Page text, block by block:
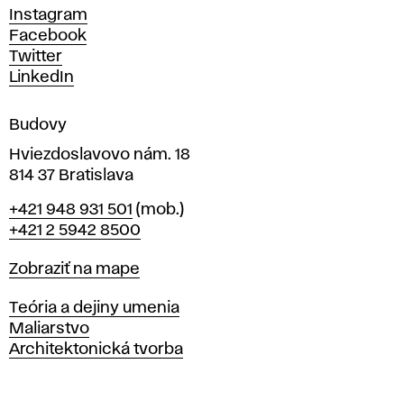
c
h
u
m
e
í
v
r
a
i
l
a
v
Instagram
Facebook
Twitter
LinkedIn
Budovy
Hviezdoslavovo nám. 18
814 37 Bratislava
Telefón
+421 948 931 501 (mob.)
+421 2 5942 8500
Mapa
Zobraziť na mape
Katedry
Teória a dejiny umenia
Maliarstvo
Architektonická tvorba